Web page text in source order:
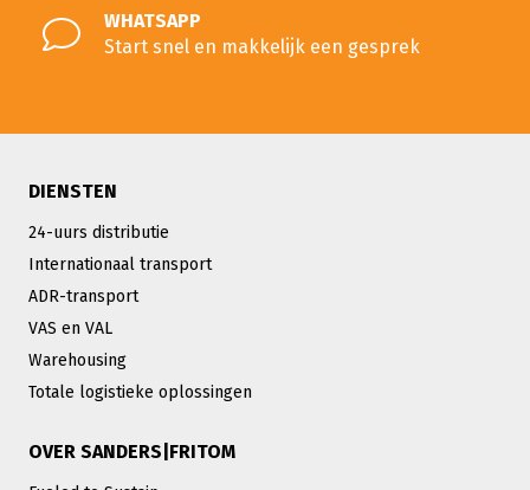
WHATSAPP
Start snel en makkelijk een gesprek
DIENSTEN
24-uurs distributie
Internationaal transport
ADR-transport
VAS en VAL
Warehousing
Totale logistieke oplossingen
OVER SANDERS|FRITOM